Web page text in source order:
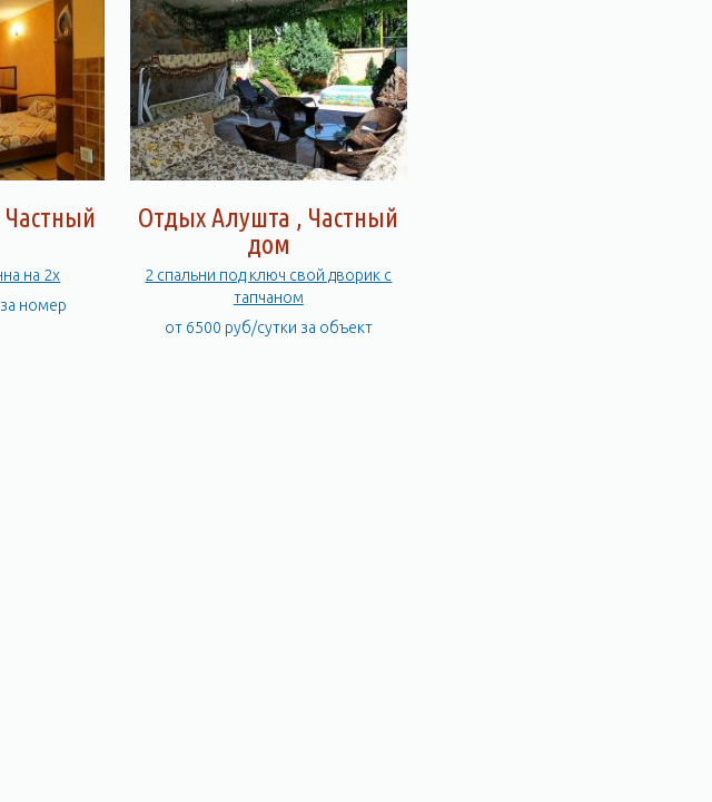
на 2х
номер
Отдых Алушта , Частный
дом
2 спальни под ключ свой дворик с
тапчаном
от 6500 руб/сутки за объект